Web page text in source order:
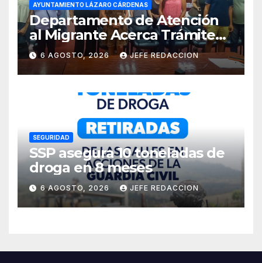
AYUNTAMIENTO LÁZARO CÁRDENAS
Departamento de Atención
al Migrante Acerca Trámite
de Pasaportes
Estadounidenses a
Residentes de Lázaro
Cárdenas
6 AGOSTO, 2026 JEFE REDACCION
SEGURIDAD
SSP asegura 10 toneladas de
droga en 8 meses
6 AGOSTO, 2026 JEFE REDACCION